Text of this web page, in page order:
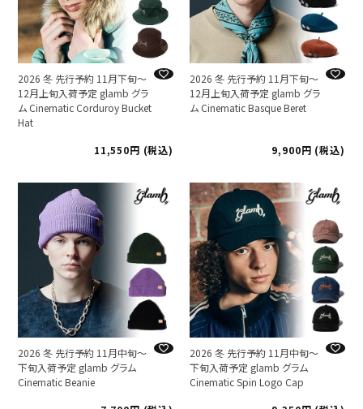
2026 冬 先行予約 11月下旬～
12月上旬入荷予定 glamb グラ
ム Cinematic Corduroy Bucket
Hat
11,550
税込
2026 冬 先行予約 11月下旬～
12月上旬入荷予定 glamb グラ
ム Cinematic Basque Beret
9,900 税込
2026 冬 先行予約 11月中旬～
下旬入荷予定 glamb グラム
Cinematic Beanie
2026 冬 先行予約 11月中旬～
下旬入荷予定 glamb グラム
Cinematic Spin Logo Cap